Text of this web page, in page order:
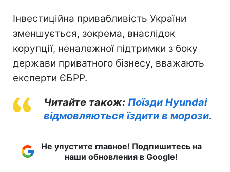
Інвестиційна привабливість України
зменшується, зокрема, внаслідок
корупції, неналежної підтримки з боку
держави приватного бізнесу, вважають
експерти ЄБРР.
Читайте також: Поїзди Hyundai
відмовляються їздити в морози.
Не упустите главное! Подпишитесь на
наши обновления в Google!